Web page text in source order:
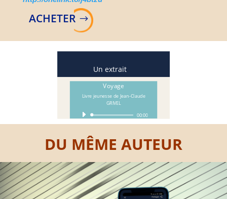
ACHETER
Un extrait
Voyage
Livre jeunesse de Jean-Claude
GRIVEL
Lecteur
00:00
DU MÊME AUTEUR